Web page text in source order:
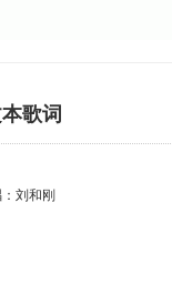
歌词
刘和刚